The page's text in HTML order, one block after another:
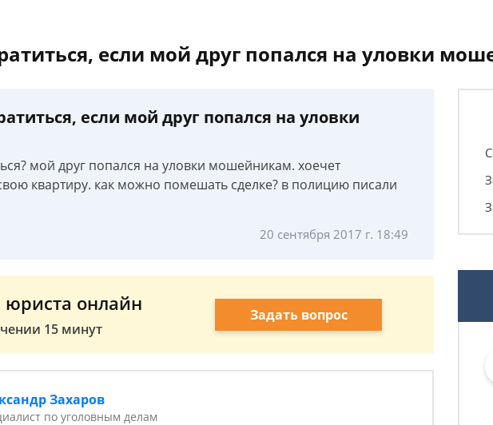
если мой друг попался на уловки
если мой друг попался на уловки
мой друг попался на уловки мошейникам. хоечет
квартиру. как можно помешать сделке? в полицию писали
20 сентября 2017 г. 18:49
юриста онлайн
15 минут
Задать вопрос
Захаров
по уголовным делам